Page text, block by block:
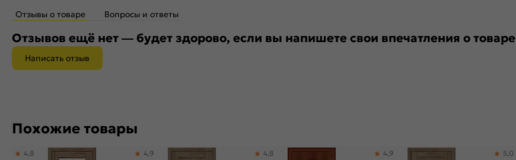
Отзывы о товаре Вопросы и ответы
Отзывов ещё нет — будет здорово, если вы напишете свои впечатления о товаре
Написать отзыв
Похожие товары
4,8 4,9 4,8 4,9 5,0